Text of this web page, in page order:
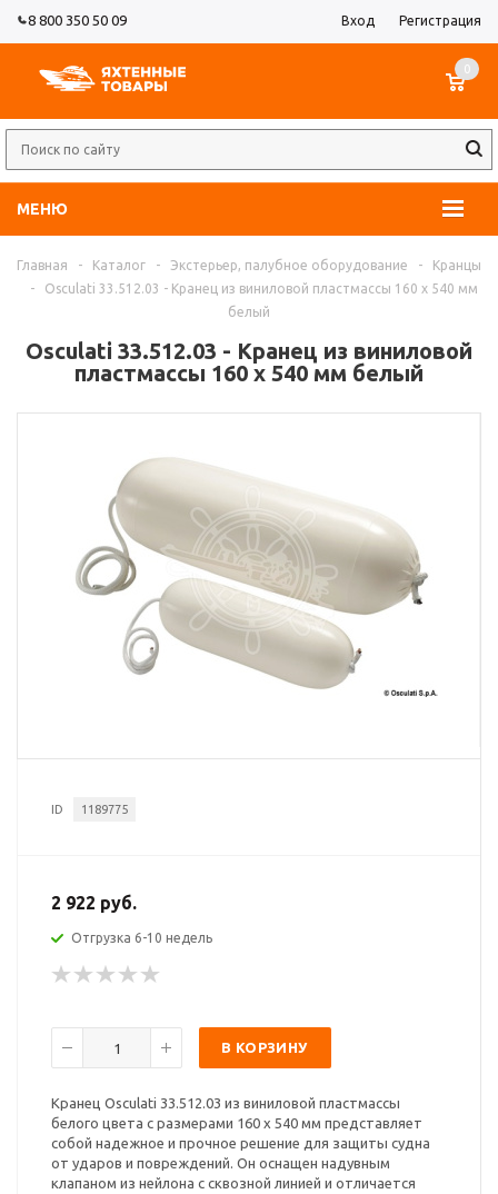
8 800 350 50 09 Вход Регистрация
МЕНЮ
0
Главная - Каталог - Экстерьер, палубное оборудование -
Кранцы
-
Osculati 33.512.03 - Кранец из виниловой пластмассы 160 x 540 мм
белый
Osculati 33.512.03 - Кранец из виниловой
пластмассы 160 x 540 мм белый
ID 1189775
2 922 руб.
Отгрузка 6-10 недель
В КОРЗИНУ
Кранец Osculati 33.512.03 из виниловой пластмассы
белого цвета с размерами 160 х 540 мм представляет
собой надежное и прочное решение для защиты судна
от ударов и повреждений. Он оснащен надувным
клапаном из нейлона с сквозной линией и отличается